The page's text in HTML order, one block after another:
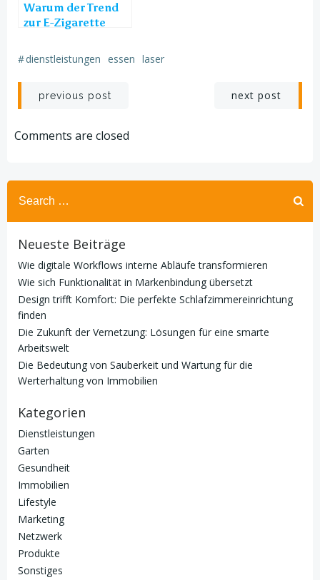
Warum der Trend
zur E-Zigarette
#dienstleistungen essen laser
Post
navigation
previous post next post
Comments are closed
Search
for:
Neueste Beiträge
Wie digitale Workflows interne Abläufe transformieren
Wie sich Funktionalität in Markenbindung übersetzt
Design trifft Komfort: Die perfekte Schlafzimmereinrichtung
finden
Die Zukunft der Vernetzung: Lösungen für eine smarte
Arbeitswelt
Die Bedeutung von Sauberkeit und Wartung für die
Werterhaltung von Immobilien
Kategorien
Dienstleistungen
Garten
Gesundheit
Immobilien
Lifestyle
Marketing
Netzwerk
Produkte
Sonstiges